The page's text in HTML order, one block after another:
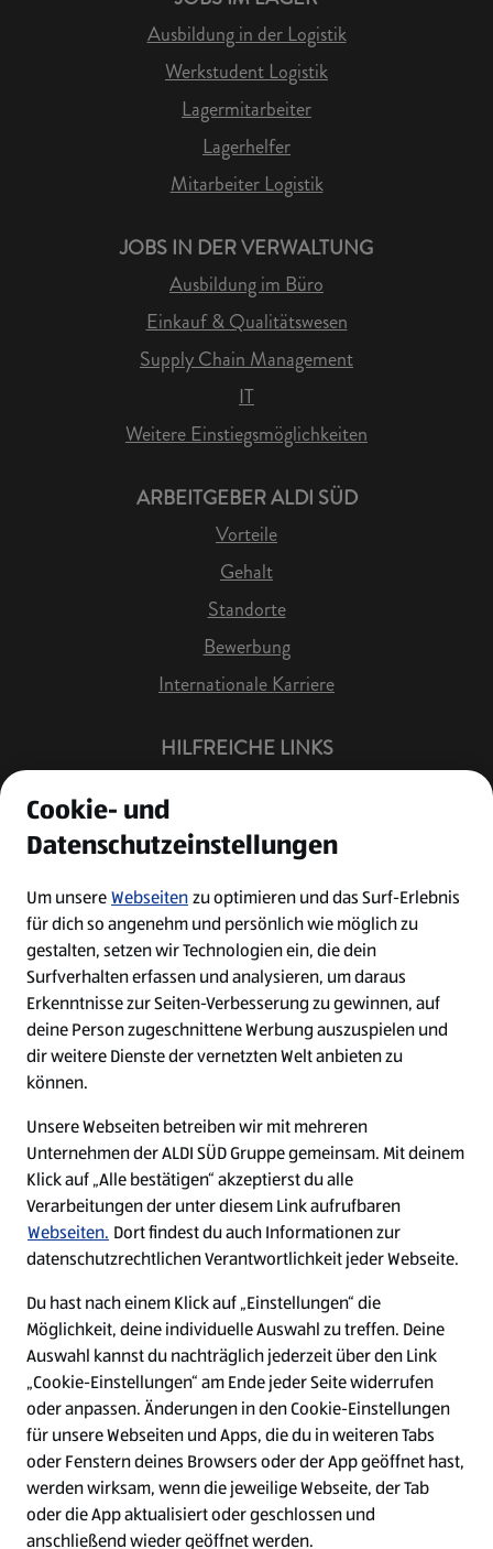
Ausbildung in der Logistik
Werkstudent Logistik
Lagermitarbeiter
Lagerhelfer
Mitarbeiter Logistik
JOBS IN DER VERWALTUNG
Ausbildung im Büro
Einkauf & Qualitätswesen
Supply Chain Management
IT
Weitere Einstiegsmöglichkeiten
ARBEITGEBER ALDI SÜD
Vorteile
Gehalt
Standorte
Bewerbung
Internationale Karriere
HILFREICHE LINKS
Job Benachrichtigung
Bewerberkonto
Leichte Sprache
Kontakt
W
i
r
d
a
u
f
W
i
r
d
a
u
f
W
i
r
d
a
u
f
W
i
r
d
a
Cookie - Liste
Datenschutz
Cookie- und
Datenschutzeinstellungen
Um unsereWebseitenzu optimieren und das Surf-Erlebnis
für dich so angenehm und persönlich wie möglich zu
gestalten, setzen wir Technologien ein, die dein
Surfverhalten erfassen und analysieren, um daraus
Erkenntnisse zur Seiten-Verbesserung zu gewinnen, auf
deine Person zugeschnittene Werbung auszuspielen und
dir weitere Dienste der vernetzten Welt anbieten zu
können.
Unsere Webseiten betreiben wir mit mehreren
Unternehmen der ALDI SÜD Gruppe gemeinsam. Mit deinem
Klick auf „Alle bestätigen“ akzeptierst du alle
Verarbeitungen der unter diesem Link aufrufbaren
Webseiten. Dort findest du auch Informationen zur
datenschutzrechtlichen Verantwortlichkeit jeder Webseite.
Du hast nach einem Klick auf „Einstellungen“ die
Möglichkeit, deine individuelle Auswahl zu treffen. Deine
Auswahl kannst du nachträglich jederzeit über den Link
„Cookie-Einstellungen“ am Ende jeder Seite widerrufen
oder anpassen. Änderungen in den Cookie-Einstellungen
für unsere Webseiten und Apps, die du in weiteren Tabs
oder Fenstern deines Browsers oder der App geöffnet hast,
werden wirksam, wenn die jeweilige Webseite, der Tab
oder die App aktualisiert oder geschlossen und
anschließend wieder geöffnet werden.